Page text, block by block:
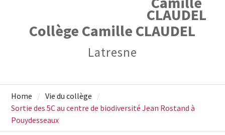
Liste des fournitures 2026-2027 – Collège Camille
Collège Camille CLAUDEL
Latresne
Home
Vie du collège
Sortie des 5C au centre de biodiversité Jean Rostand à
Pouydesseaux